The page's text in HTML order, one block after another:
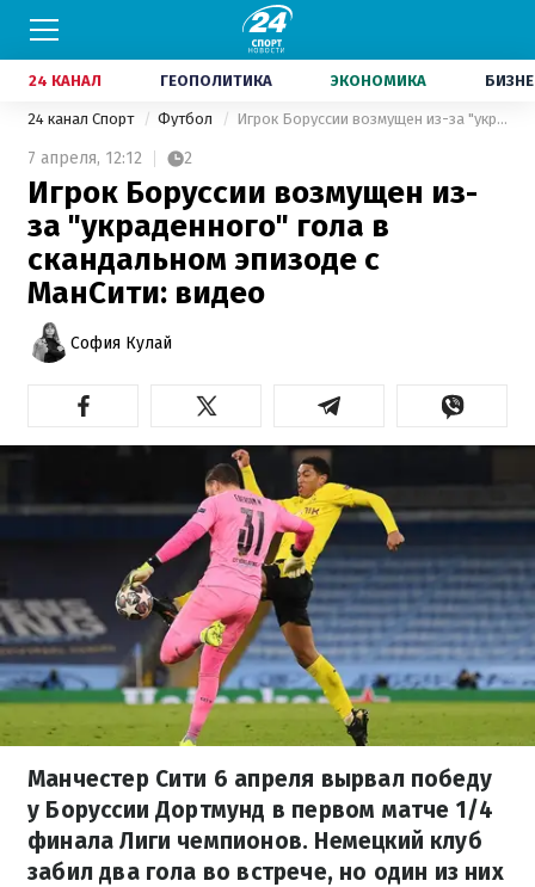
24 КАНАЛ ГЕОПОЛИТИКА ЭКОНОМИКА
24 канал Спорт Футбол Игрок Боруссии возмущен из-за "украденного" гола в скандальном эпизоде с МанСити: видео
7 апреля, 12:12 2
Игрок Боруссии возмущен из-
за "украденного" гола в
скандальном эпизоде с
МанСити: видео
София Кулай
Манчестер Сити 6 апреля вырвал победу
у Боруссии Дортмунд в первом матче 1/4
финала Лиги чемпионов. Немецкий клуб
забил два гола во встрече, но один из них